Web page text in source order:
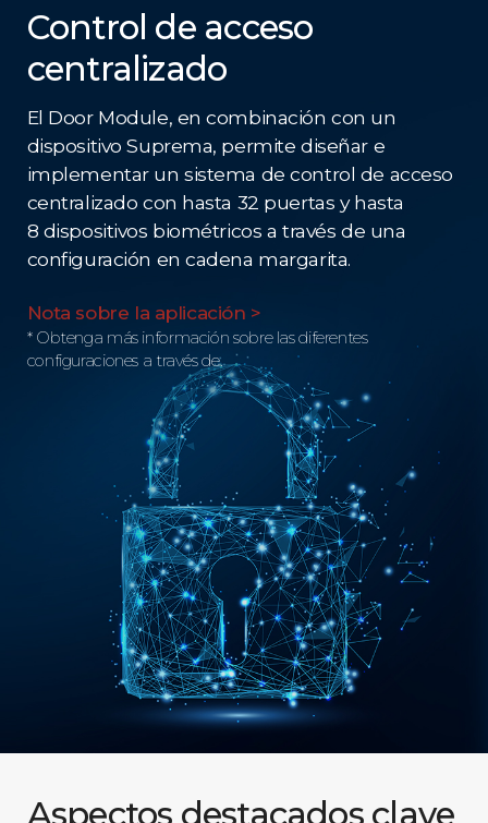
Control de acceso
centralizado
El Door Module, en combinación con un
dispositivo Suprema, permite diseñar e
implementar un sistema de control de acceso
centralizado con hasta 32 puertas y hasta
8 dispositivos biométricos a través de una
configuración en cadena margarita.
Nota sobre la aplicación >
* Obtenga más información sobre las diferentes
configuraciones a través de.
Aspectos destacados clave